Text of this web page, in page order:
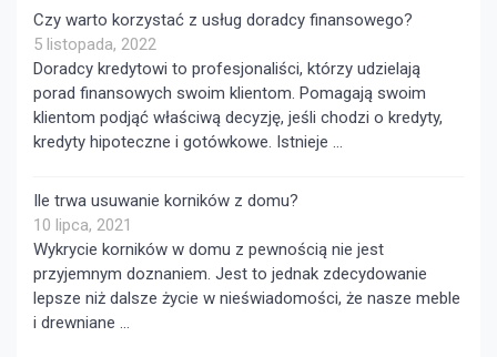
Czy warto korzystać z usług doradcy finansowego?
5 listopada, 2022
Doradcy kredytowi to profesjonaliści, którzy udzielają
porad finansowych swoim klientom. Pomagają swoim
klientom podjąć właściwą decyzję, jeśli chodzi o kredyty,
kredyty hipoteczne i gotówkowe. Istnieje …
Ile trwa usuwanie korników z domu?
10 lipca, 2021
Wykrycie korników w domu z pewnością nie jest
przyjemnym doznaniem. Jest to jednak zdecydowanie
lepsze niż dalsze życie w nieświadomości, że nasze meble
i drewniane …